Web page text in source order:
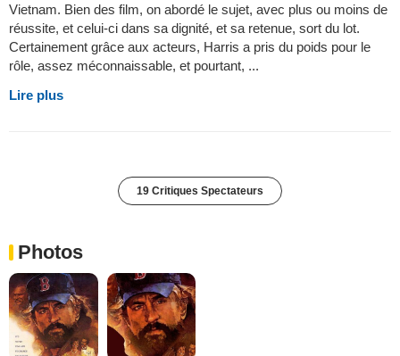
Vietnam. Bien des film, on abordé le sujet, avec plus ou moins de
réussite, et celui-ci dans sa dignité, et sa retenue, sort du lot.
Certainement grâce aux acteurs, Harris a pris du poids pour le
rôle, assez méconnaissable, et pourtant, ...
Lire plus
19 Critiques Spectateurs
Photos